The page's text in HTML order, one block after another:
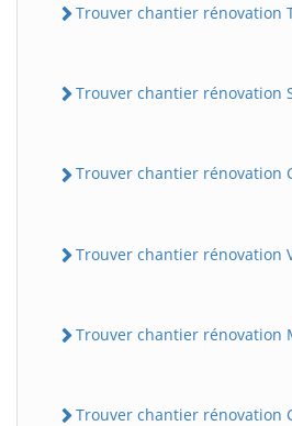
Trouver chantier rénovation
Trouver chantier rénovation
Trouver chantier rénovation
Trouver chantier rénovation
Trouver chantier rénovation
Trouver chantier rénovation